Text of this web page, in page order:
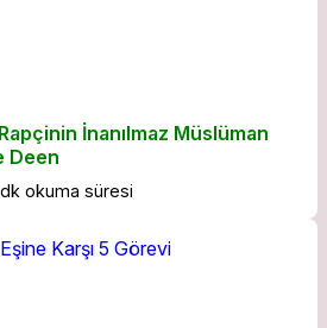
İnanılmaz Müslüman
Deen
okuma süresi